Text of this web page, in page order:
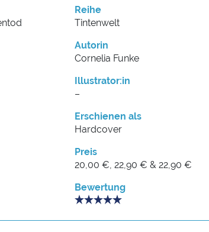
Reihe
Tintenwelt
Autorin
Cornelia Funke
Illustrator:in
–
Erschienen als
Hardcover
Preis
20,00 €, 22,90 € & 22,90 €
Bewertung